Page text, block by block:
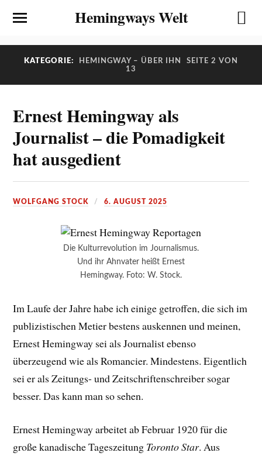
Hemingways Welt
KATEGORIE: HEMINGWAY – ÜBER IHN
SEITE 2 VON
13
Ernest Hemingway als
Journalist – die Pomadigkeit
hat ausgedient
WOLFGANG STOCK 6. AUGUST 2025
Die Kulturrevolution im Journalismus.
Und ihr Ahnvater heißt Ernest
Hemingway. Foto: W. Stock.
Im Laufe der Jahre habe ich einige getroffen, die sich im
publizistischen Metier bestens auskennen und meinen,
Ernest Hemingway sei als Journalist ebenso
überzeugend wie als Romancier. Mindestens. Eigentlich
sei er als Zeitungs- und Zeitschriftenschreiber sogar
besser. Das kann man so sehen.
Ernest Hemingway arbeitet ab Februar 1920 für die
große kanadische Tageszeitung Toronto Star. Aus